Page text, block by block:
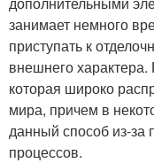
занимает немного
приступать к
внешнего
которая широко
мира, причем в
данный способ из-за
процессов.